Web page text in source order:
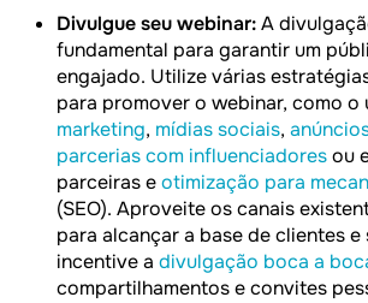
Divulgue seu webinar:A
fundamental para garantir um
engajado. Utilize várias
para promover o webinar, como o
marketing, mídias sociais,
parcerias com influenciadoresou
parceiras eotimização para
(SEO). Aproveite os canais
para alcançar a base de clientes e
incentive a divulgação boca a
compartilhamentos e convites